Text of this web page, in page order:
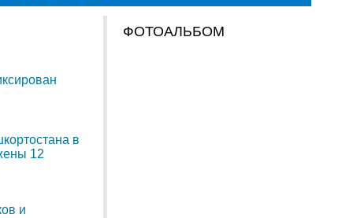
в
12
и
ФОТОАЛЬБОМ